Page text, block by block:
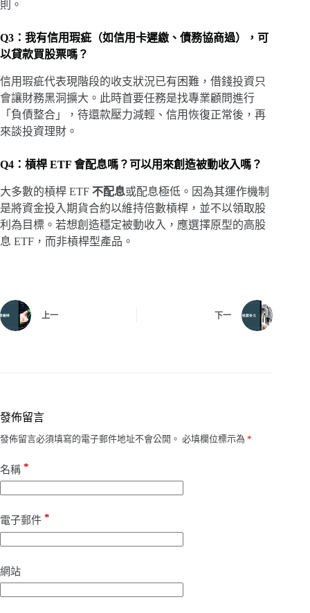
則。
Q3：我有信用瑕疵（如信用卡遲繳、債務協商過），可
以貸款買股票嗎？
信用瑕疵代表現階段的收支狀況已有困難，借錢投資只
會讓財務黑洞擴大。此時首要任務是找專業顧問進行
「負債整合」，待還款壓力減輕、信用恢復正常後，再
來談投資理財。
Q4：槓桿 ETF 會配息嗎？可以用來創造被動收入嗎？
大多數的槓桿 ETF 不配息或配息極低。因為其運作機制
是將資金投入期貨合約以維持倍數槓桿，並不以領取股
利為目標。若想創造穩定被動收入，應選擇原型的高股
息 ETF，而非槓桿型產品。
上一 下一
發佈留言
發佈留言必須填寫的電子郵件地址不會公開。 必填欄位標示為 *
名稱 *
電子郵件 *
網站